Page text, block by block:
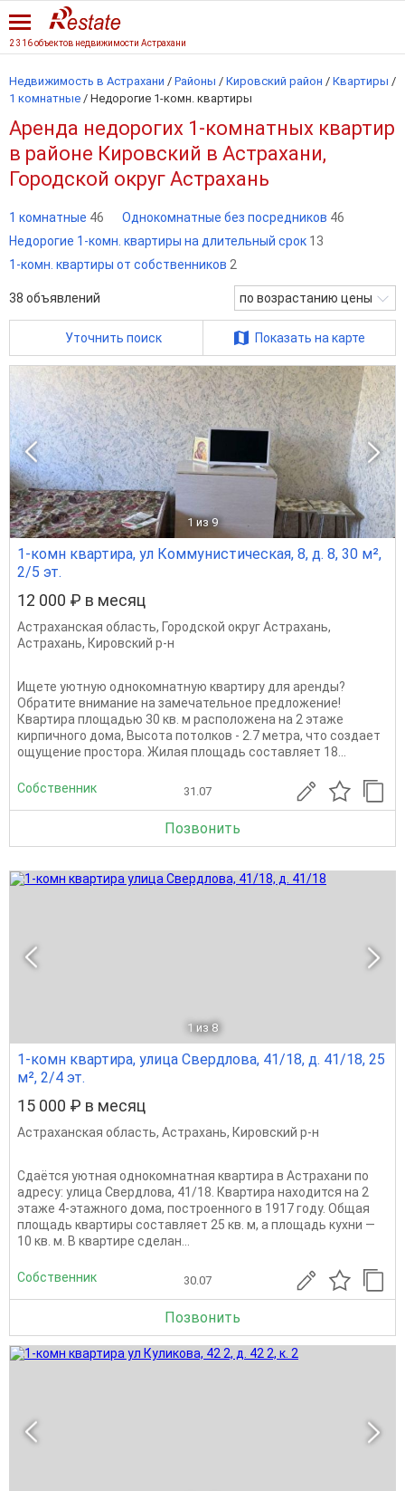
2 316 объектов недвижимости Астрахани
Недвижимость в Астрахани / Районы / Кировский район / Квартиры /
1 комнатные / Недорогие 1-комн. квартиры
Аренда недорогих 1-комнатных квартир
в районе Кировский в Астрахани,
Городской округ Астрахань
1 комнатные 46 Однокомнатные без посредников 46
Недорогие 1-комн. квартиры на длительный срок 13
1-комн. квартиры от собственников 2
38 объявлений по возрастанию цены
Уточнить поиск Показать на карте
1 из 9
1-комн квартира, ул Коммунистическая, 8, д. 8, 30 м²,
2/5 эт.
12 000 ₽ в месяц
Астраханская область, Городской округ Астрахань,
Астрахань, Кировский р-н
Ищете уютную однокомнатную квартиру для аренды?
Обратите внимание на замечательное предложение!
Квартира площадью 30 кв. м расположена на 2 этаже
кирпичного дома, Высота потолков - 2.7 метра, что создает
ощущение простора. Жилая площадь составляет 18...
Собственник 31.07
Позвонить
1 из 8
1-комн квартира, улица Свердлова, 41/18, д. 41/18, 25
м², 2/4 эт.
15 000 ₽ в месяц
Астраханская область, Астрахань, Кировский р-н
Сдаётся уютная однокомнатная квартира в Астрахани по
адресу: улица Свердлова, 41/18. Квартира находится на 2
этаже 4-этажного дома, построенного в 1917 году. Общая
площадь квартиры составляет 25 кв. м, а площадь кухни —
10 кв. м. В квартире сделан...
Собственник 30.07
Позвонить